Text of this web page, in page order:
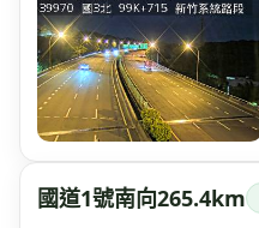
國道1號南向265.4km